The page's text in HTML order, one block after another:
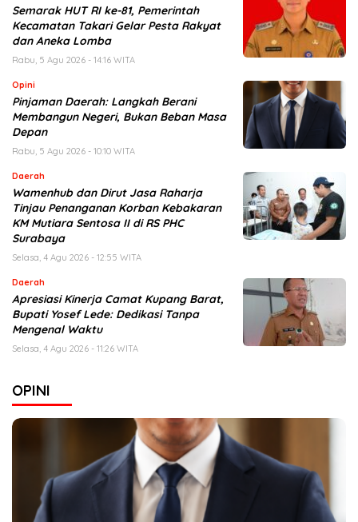
Semarak HUT RI ke-81, Pemerintah
Kecamatan Takari Gelar Pesta Rakyat
dan Aneka Lomba
Rabu, 5 Agu 2026 - 14:16 WITA
Opini
Pinjaman Daerah: Langkah Berani
Membangun Negeri, Bukan Beban Masa
Depan
Rabu, 5 Agu 2026 - 10:10 WITA
Daerah
Wamenhub dan Dirut Jasa Raharja
Tinjau Penanganan Korban Kebakaran
KM Mutiara Sentosa II di RS PHC
Surabaya
Selasa, 4 Agu 2026 - 12:55 WITA
Daerah
Apresiasi Kinerja Camat Kupang Barat,
Bupati Yosef Lede: Dedikasi Tanpa
Mengenal Waktu
Selasa, 4 Agu 2026 - 11:26 WITA
OPINI